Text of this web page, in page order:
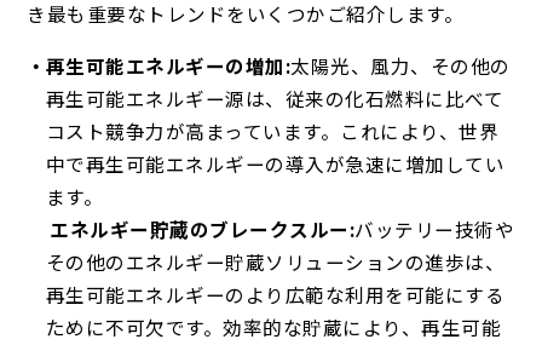
き最も重要なトレンドをいくつかご紹介します。
再生可能エネルギーの増加:太陽光、風力、その他の
再生可能エネルギー源は、従来の化石燃料に比べて
コスト競争力が高まっています。これにより、世界
中で再生可能エネルギーの導入が急速に増加してい
ます。
エネルギー貯蔵のブレークスルー:バッテリー技術や
その他のエネルギー貯蔵ソリューションの進歩は、
再生可能エネルギーのより広範な利用を可能にする
ために不可欠です。効率的な貯蔵により、再生可能